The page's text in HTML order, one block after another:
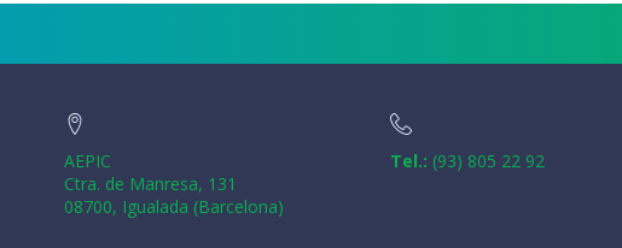
AEPIC
Ctra. de Manresa, 131
08700, Igualada (Barcelona)
Tel.: (93) 805 22 92